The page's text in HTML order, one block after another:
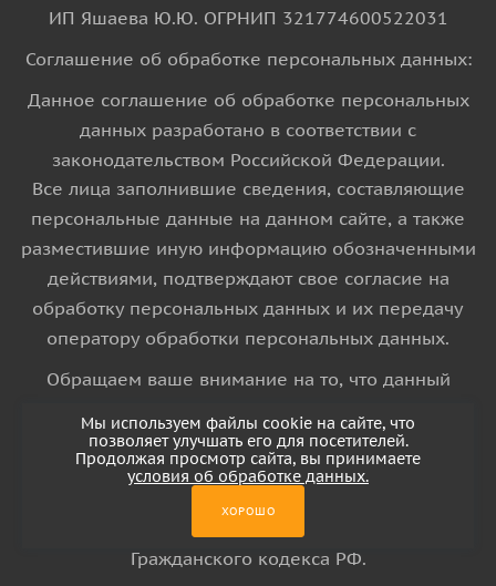
ИП Яшаева Ю.Ю. ОГРНИП 321774600522031
Соглашение об обработке персональных данных:
Данное соглашение об обработке персональных
данных разработано в соответствии с
законодательством Российской Федерации.
Все лица заполнившие сведения, составляющие
персональные данные на данном сайте, а также
разместившие иную информацию обозначенными
действиями, подтверждают свое согласие на
обработку персональных данных и их передачу
оператору обработки персональных данных.
Обращаем ваше внимание на то, что данный
информационный характер и ни при каких
условиях информационные материалы и цены,
Гражданского кодекса РФ.
Мы используем файлы cookie на сайте, что
позволяет улучшать его для посетителей.
Продолжая просмотр сайта, вы принимаете
условия об обработке данных.
ХОРОШО